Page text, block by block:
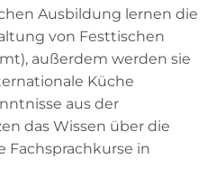
Ausbildung lernen die
von Festtischen
außerdem werden sie
Küche
aus der
das Wissen über die
Fachsprachkurse in